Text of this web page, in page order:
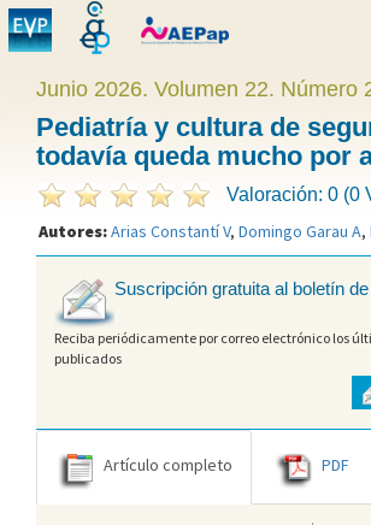
Junio 2026. Volumen 22. Número
Pediatría y cultura de
todavía queda mucho por
Valoración: 0 (0
Autores:Arias Constantí V, Domingo Garau A,
Suscripción gratuita al boletín
Reciba periódicamente por correo electrónico los
publicados
Artículo completo PDF